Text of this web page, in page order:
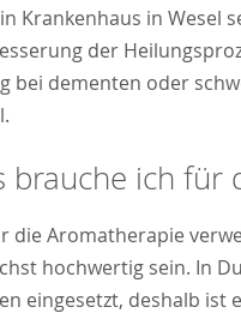
Krankenhaus in Wesel
der
dementen oder
brauche ich für
die Aromatherapie
hochwertig sein. In
eingesetzt, deshalb ist